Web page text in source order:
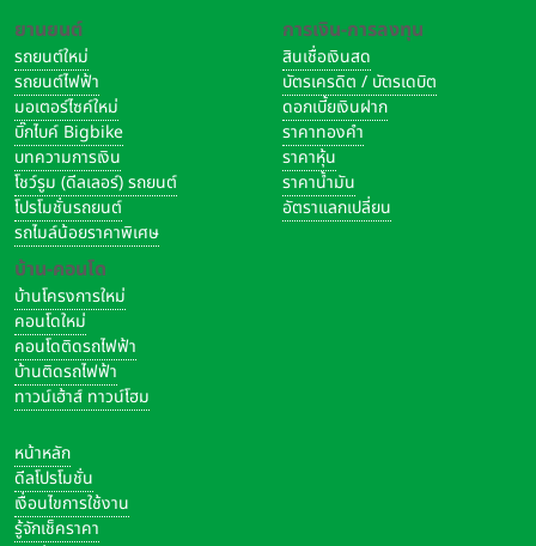
ยานยนต์
รถยนต์ใหม่
รถยนต์ไฟฟ้า
มอเตอร์ไซค์ใหม่
บิ๊กไบค์ Bigbike
บทความการเงิน
โชว์รูม (ดีลเลอร์) รถยนต์
โปรโมชั่นรถยนต์
รถไมล์น้อยราคาพิเศษ
บ้าน-คอนโด
บ้านโครงการใหม่
คอนโดใหม่
คอนโดติดรถไฟฟ้า
บ้านติดรถไฟฟ้า
ทาวน์เฮ้าส์ ทาวน์โฮม
การเงิน-การลงทุน
สินเชื่อเงินสด
บัตรเครดิต / บัตรเดบิต
ดอกเบี้ยเงินฝาก
ราคาทองคำ
ราคาหุ้น
ราคาน้ำมัน
อัตราแลกเปลี่ยน
หน้าหลัก
ดีลโปรโมชั่น
เงื่อนไขการใช้งาน
รู้จักเช็คราคา